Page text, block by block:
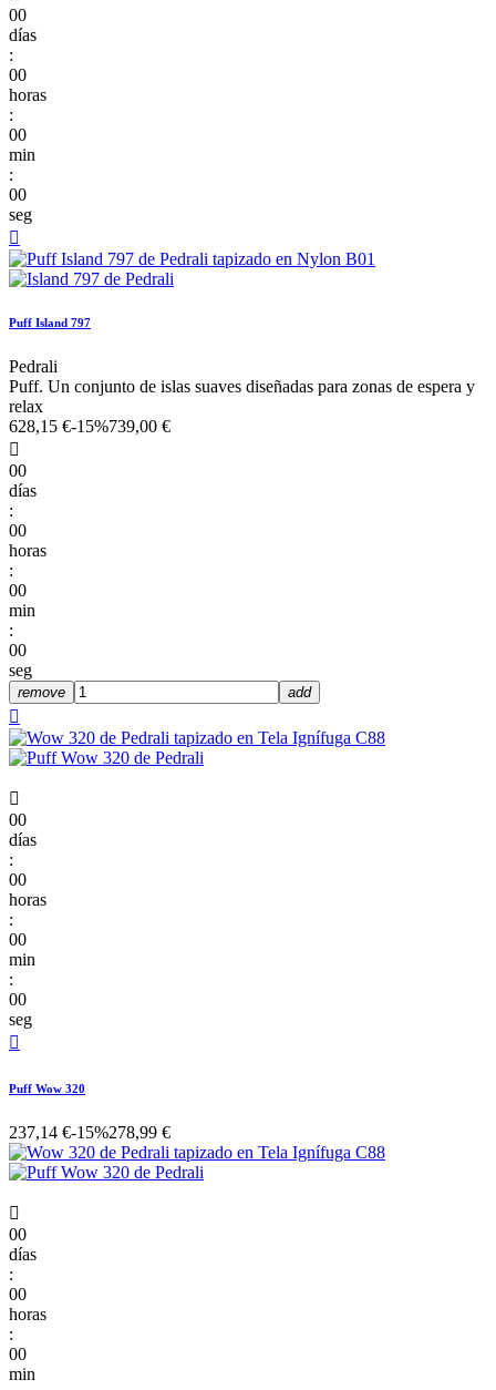
00
días
:
00
horas
:
00
min
:
00
seg

Puff Island 797
Pedrali
Puff. Un conjunto de islas suaves diseñadas para zonas de espera y
relax
628,15 €-15%739,00 €

00
días
:
00
horas
:
00
min
:
00
seg
remove add


00
días
:
00
horas
:
00
min
:
00
seg

Puff Wow 320
237,14 €-15%278,99 €

00
días
:
00
horas
:
00
min